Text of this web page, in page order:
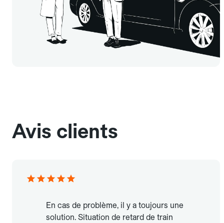
Avis clients
En cas de problème, il y a toujours une
solution. Situation de retard de train